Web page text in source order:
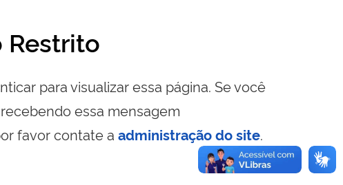
Restrito
para visualizar essa página. Se você
essa mensagem
favor contate a administração do site.